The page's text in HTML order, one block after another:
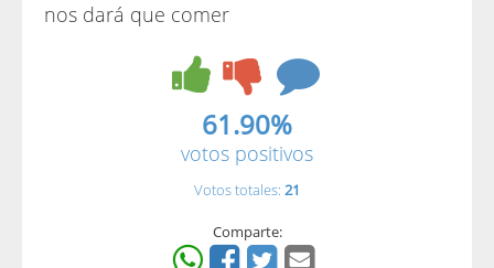
nos dará que comer
61.90%
votos positivos
Votos totales: 21
Comparte: